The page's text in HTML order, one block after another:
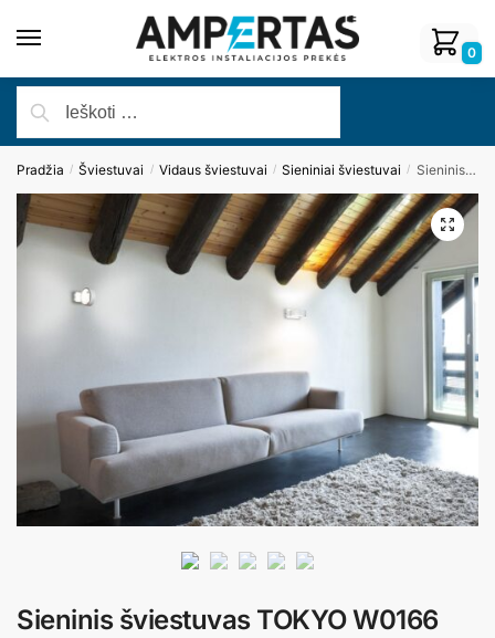
0
Pradžia / Šviestuvai / Vidaus šviestuvai / Sieniniai šviestuvai / Sieninis šviestuvas TOKYO W0166
🔍
Sieninis šviestuvas TOKYO W0166